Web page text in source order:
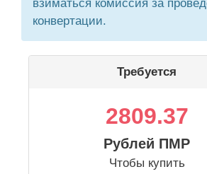
взиматься комиссия за
конвертации.
Требуется
2809.37
Рублей ПМР
Чтобы купить